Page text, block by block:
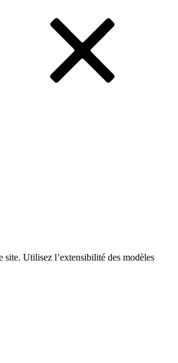
Utilisez l’extensibilité des modèles